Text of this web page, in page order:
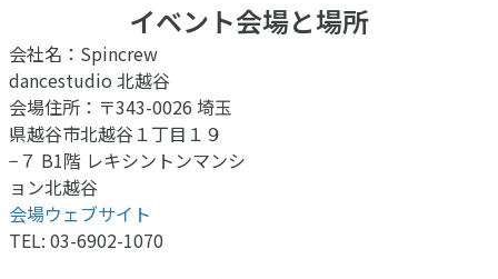
イベント会場と場所
会社名：Spincrew
dancestudio 北越谷
会場住所：〒343-0026 埼玉
県越谷市北越谷１丁目１９
−７ B1階 レキシントンマンシ
ョン北越谷
会場ウェブサイト
TEL: 03-6902-1070